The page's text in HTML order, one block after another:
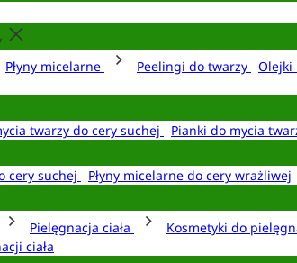
Płyny micelarne Peelingi do twarzy Olejki
twarzy do cery suchej
Pianki do mycia
cery suchej
Płyny micelarne do cery wrażliwej
Pielęgnacja ciała Kosmetyki do
ciała